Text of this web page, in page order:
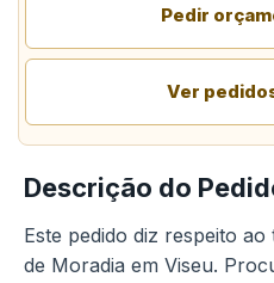
Pedir
Ver
Descrição do
Este pedido diz respeito
de Moradia em Viseu.